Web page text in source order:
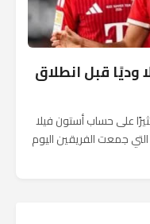
وديًا قبل انطلاق
على حساب أستون فيلا
الودية التي جمعت الفريقين اليوم